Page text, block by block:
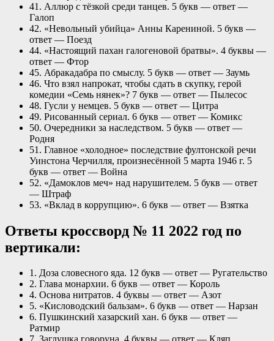
41. Аллюр с тёзкой среди танцев. 5 букв — ответ —
Галоп
42. «Невольный убийца» Анны Карениной. 5 букв —
ответ — Поезд
44. «Настоящий пахан галогеновой братвы». 4 буквы —
ответ — Фтор
45. Абракадабра по смыслу. 5 букв — ответ — Заумь
46. Что взял напрокат, чтобы сдать в скупку, герой
комедии «Семь нянек»? 7 букв — ответ — Пылесос
48. Гусли у немцев. 5 букв — ответ — Цитра
49. Рисованный сериал. 6 букв — ответ — Комикс
50. Очередники за наследством. 5 букв — ответ —
Родня
51. Главное «холодное» последствие фултонской речи
Уинстона Черчилля, произнесённой 5 марта 1946 г. 5
букв — ответ — Война
52. «Дамоклов меч» над нарушителем. 5 букв — ответ
— Штраф
53. «Вклад в коррупцию». 6 букв — ответ — Взятка
Ответы кроссворд № 11 2022 год по
вертикали:
1. Доза словесного яда. 12 букв — ответ — Ругательство
2. Глава монархии. 6 букв — ответ — Король
4. Основа нитратов. 4 буквы — ответ — Азот
5. «Кисловодский бальзам». 6 букв — ответ — Нарзан
6. Пушкинский хазарский хан. 6 букв — ответ —
Ратмир